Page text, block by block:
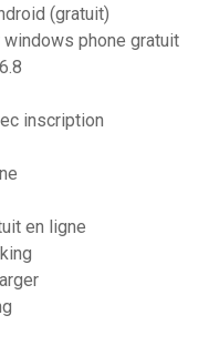
(gratuit)
phone gratuit
inscription
en ligne